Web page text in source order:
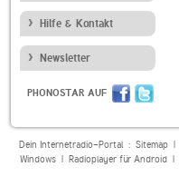
Hilfe & Kontakt
Newsletter
PHONOSTAR AUF
Dein Internetradio-Portal : Sitemap|
Windows| Radioplayer für Android|